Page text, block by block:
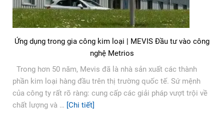
Ứng dụng trong gia công kim loại | MEVIS Đầu tư vào công
nghệ Metrios
Trong hơn 50 năm, Mevis đã là nhà sản xuất các thành
phần kim loại hàng đầu trên thị trường quốc tế. Sứ mệnh
của công ty rất rõ ràng: cung cấp các giải pháp vượt trội về
chất lượng và … [Chi tiết]